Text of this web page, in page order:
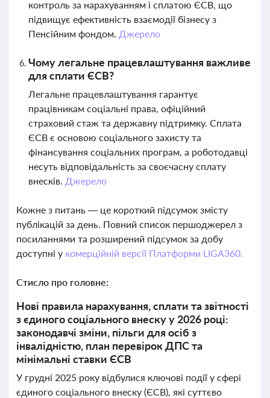
контроль за нарахуванням і сплатою ЄСВ, що
підвищує ефективність взаємодії бізнесу з
Пенсійним фондом. Джерело
Чому легальне працевлаштування важливе
для сплати ЄСВ?
Легальне працевлаштування гарантує
працівникам соціальні права, офіційний
страховий стаж та державну підтримку. Сплата
ЄСВ є основою соціального захисту та
фінансування соціальних програм, а роботодавці
несуть відповідальність за своєчасну сплату
внесків. Джерело
Кожне з питань — це короткий підсумок змісту
публікацій за день. Повний список першоджерел з
посиланнями та розширений підсумок за добу
доступні у комерційній версії Платформи LIGA360.
Стисло про головне:
Нові правила нарахування, сплати та звітності
з єдиного соціального внеску у 2026 році:
законодавчі зміни, пільги для осіб з
інвалідністю, план перевірок ДПС та
мінімальні ставки ЄСВ
У грудні 2025 року відбулися ключові події у сфері
єдиного соціального внеску (ЄСВ), які суттєво